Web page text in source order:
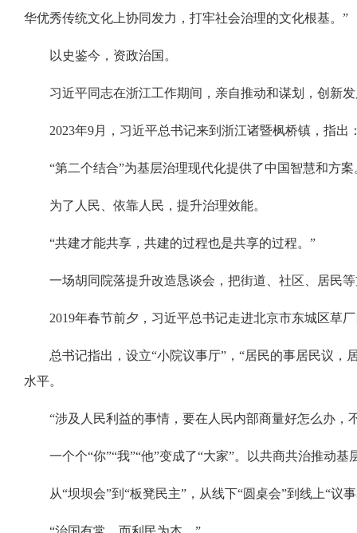
华优秀传统文化上协同发力，打牢社会治理的文化根基。”
以史鉴今，资政治国。
习近平同志在浙江工作期间，亲自推动和谋划，创新
2023年9月，习近平总书记来到浙江诸暨枫桥镇，指
“第二个结合”为基层治理现代化提供了中国智慧和方
为了人民、依靠人民，提升治理效能。
“共建才能共享，共建的过程也是共享的过程。”
一场胡同院落提升改造恳谈会，把街道、社区、居民
2019年春节前夕，习近平总书记走进北京市东城区草
总书记指出，设立“小院议事厅”，“居民的事居民议
水平。
“涉及人民利益的事情，要在人民内部商量好怎么办
一个个“你”“我”“他”变成了“大家”。以共商共治推动
从“坝坝会”到“板凳民主”，从线下“圆桌会”到线上“